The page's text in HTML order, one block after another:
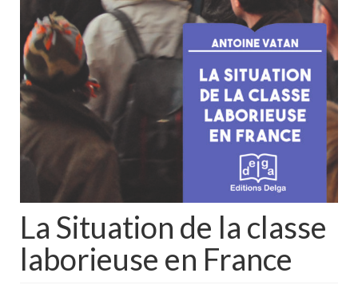
La Situation de la classe
laborieuse en France